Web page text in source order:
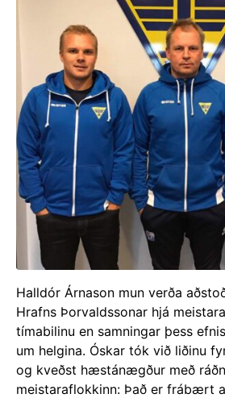
Halldór Árnason mun verða
Hrafns Þorvaldssonar hjá
tímabilinu en samningar þess
um helgina. Óskar tók við liðinu
og kveðst hæstánægður með
meistaraflokkinn: Það er frábært